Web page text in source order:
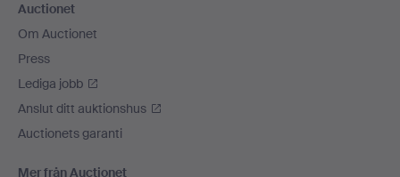
Auctionet
Om Auctionet
Press
Lediga jobb
Anslut ditt auktionshus
Auctionets garanti
Mer från Auctionet